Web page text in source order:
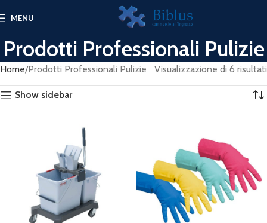
MENU
Prodotti Professionali Pulizie
Home Prodotti Professionali Pulizie Visualizzazione di 6 risultati
Show sidebar